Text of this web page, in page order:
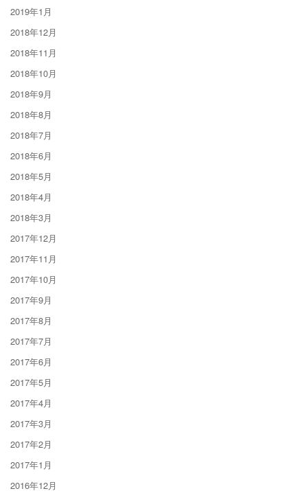
2019年1月
2018年12月
2018年11月
2018年10月
2018年9月
2018年8月
2018年7月
2018年6月
2018年5月
2018年4月
2018年3月
2017年12月
2017年11月
2017年10月
2017年9月
2017年8月
2017年7月
2017年6月
2017年5月
2017年4月
2017年3月
2017年2月
2017年1月
2016年12月